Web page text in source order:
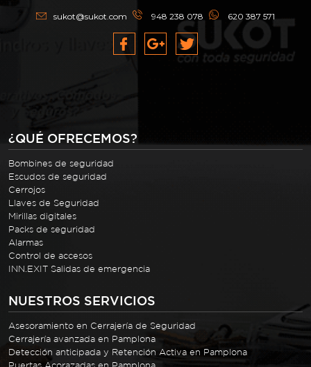
sukot@sukot.com 948 238 078 620 387 571
¿QUÉ OFRECEMOS?
Bombines de seguridad
Escudos de seguridad
Cerrojos
Llaves de Seguridad
Mirillas digitales
Packs de seguridad
Alarmas
Control de accesos
INN.EXIT Salidas de emergencia
NUESTROS SERVICIOS
Asesoramiento en Cerrajería de Seguridad
Cerrajería avanzada en Pamplona
Detección anticipada y Retención Activa en Pamplona